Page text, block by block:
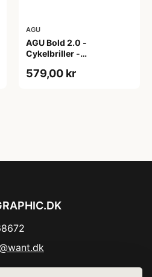
AGU
AGU Bold 2.0 -
Cykelbriller -
579,00 kr